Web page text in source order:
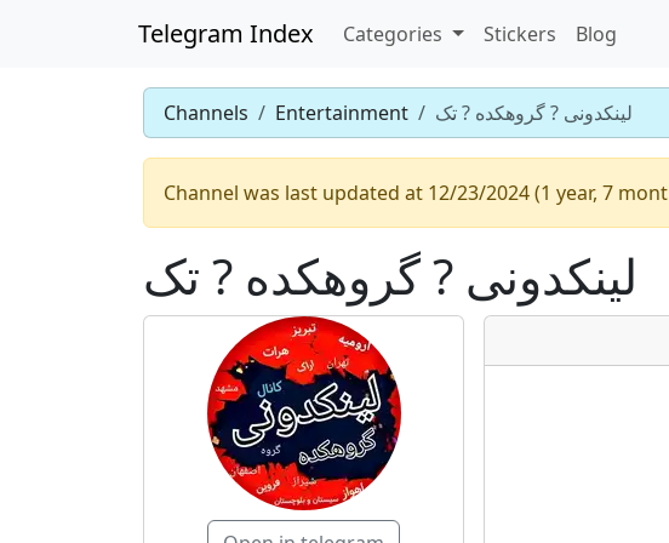
Telegram Index Categories Stickers Blog
Channels Entertainment لینکدونی ? گروهکده ? تک
Channel was last updated at 12/23/2024 (1 year, 7
لینکدونی ? گروهکده ? تک